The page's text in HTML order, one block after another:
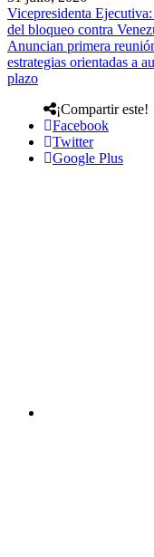
Vicepresidenta
del bloqueo contra
Anuncian primera
estrategias orientadas a
plazo
¡Compartir este!
Facebook
Twitter
Google Plus